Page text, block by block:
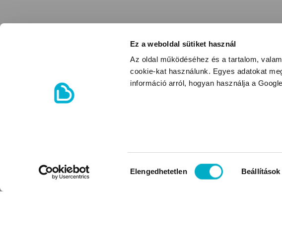
Ez a weboldal sütiket használ
Az oldal működéséhez és a tartalom,
cookie-kat használunk. Egyes adatokat
információ arról, hogyan használja a
kiválasztása
Elengedhetetlen Beállítások